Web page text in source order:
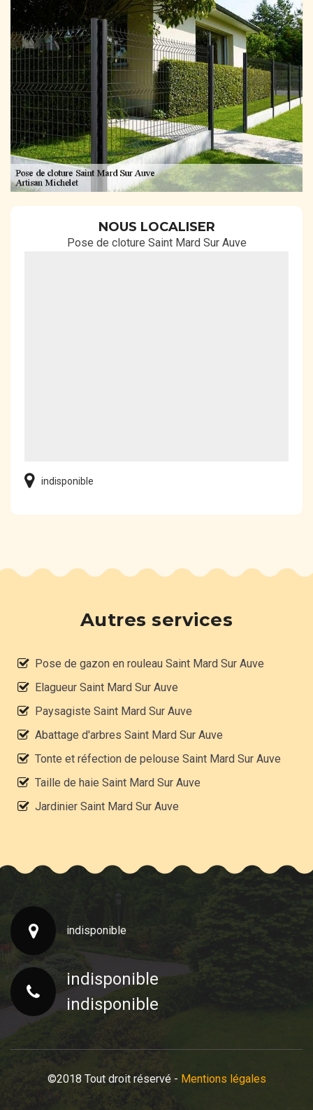
NOUS LOCALISER
Pose de cloture Saint Mard Sur Auve
indisponible
Autres services
Pose de gazon en rouleau Saint Mard Sur Auve
Elagueur Saint Mard Sur Auve
Paysagiste Saint Mard Sur Auve
Abattage d'arbres Saint Mard Sur Auve
Tonte et réfection de pelouse Saint Mard Sur Auve
Taille de haie Saint Mard Sur Auve
Jardinier Saint Mard Sur Auve
indisponible
indisponible
indisponible
©2018 Tout droit réservé - Mentions légales